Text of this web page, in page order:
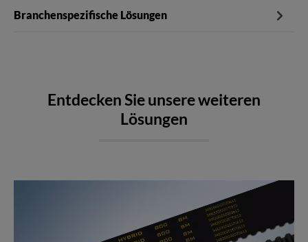
Branchenspezifische Lösungen
Entdecken Sie unsere weiteren
Lösungen